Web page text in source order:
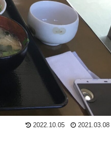
2022.10.05 2021.03.08